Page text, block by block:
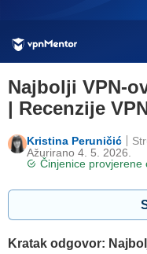
Najbolji VPN-
| Recenzije
Kristina Peruničić
Ažurirano 4. 5. 2026.
Činjenice provjerene
Kratak odgovor: